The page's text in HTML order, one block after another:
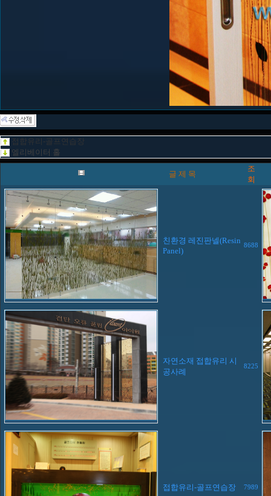
접합유리-골프연습장
엘리베이터 홀
글 제 목
조
회
친환경 레진판넬(Resin
Panel)
8688
자연소재 접합유리 시
공사례
8225
접합유리-골프연습장 7989